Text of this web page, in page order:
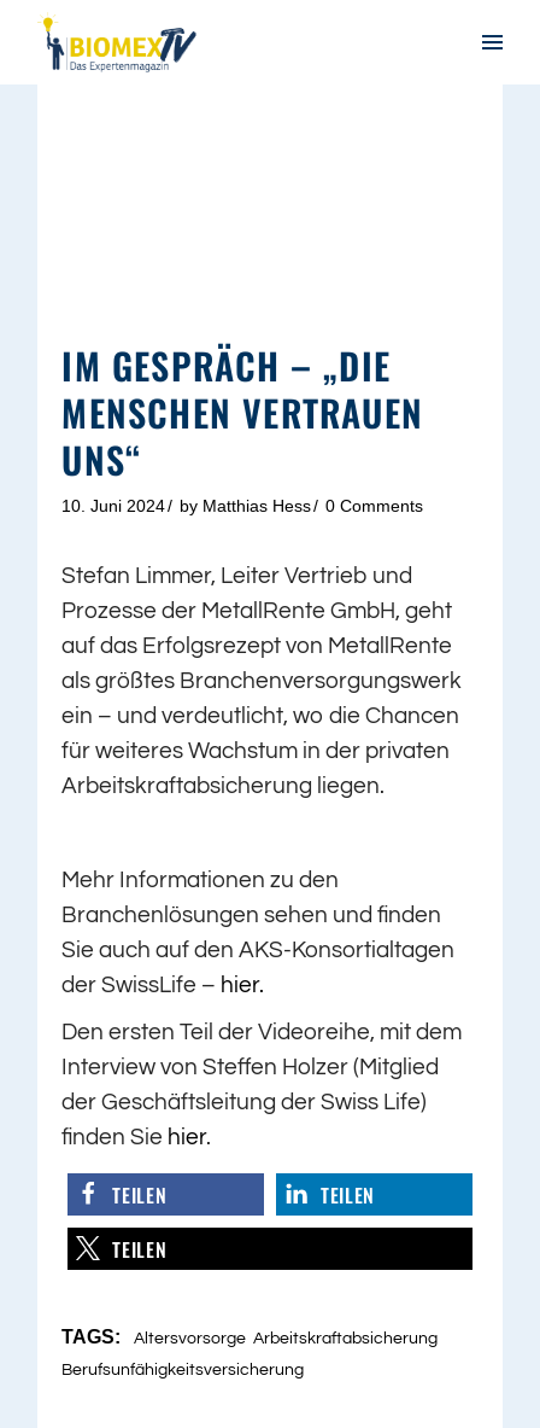
IM GESPRÄCH – „DIE
MENSCHEN VERTRAUEN
UNS“
10. Juni 2024 by Matthias Hess 0 Comments
Stefan Limmer, Leiter Vertrieb und
Prozesse der MetallRente GmbH, geht
auf das Erfolgsrezept von MetallRente
als größtes Branchenversorgungswerk
ein – und verdeutlicht, wo die Chancen
für weiteres Wachstum in der privaten
Arbeitskraftabsicherung liegen.
Mehr Informationen zu den
Branchenlösungen sehen und finden
Sie auch auf den AKS-Konsortialtagen
der SwissLife – hier.
Den ersten Teil der Videoreihe, mit dem
Interview von Steffen Holzer (Mitglied
der Geschäftsleitung der Swiss Life)
finden Sie hier.
TEILEN
TEILEN
TEILEN
TAGS: Altersvorsorge Arbeitskraftabsicherung
Berufsunfähigkeitsversicherung